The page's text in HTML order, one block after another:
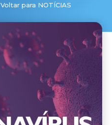
Voltar para NOTÍCIAS